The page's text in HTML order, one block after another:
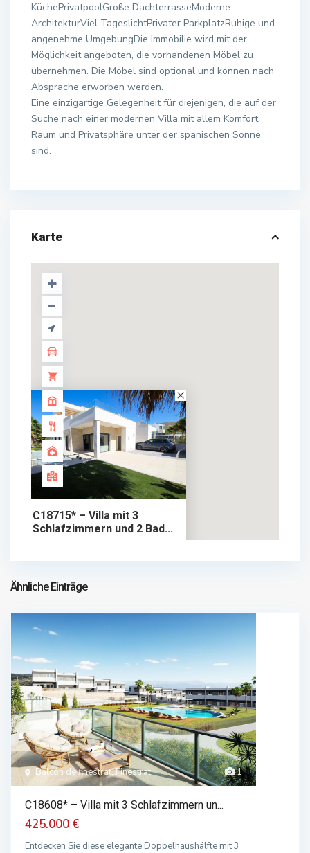
KüchePrivatpoolGroße DachterrasseModerne
ArchitekturViel TageslichtPrivater ParkplatzRuhige und
angenehme UmgebungDie Immobilie wird mit der
Möglichkeit angeboten, die vorhandenen Möbel zu
übernehmen. Die Möbel sind optional und können nach
Absprache erworben werden.
Eine einzigartige Gelegenheit für diejenigen, die auf der
Suche nach einer modernen Villa mit allem Komfort,
Raum und Privatsphäre unter der spanischen Sonne
sind. ️
Karte
C18715* – Villa mit 3
Schlafzimmern und 2 Bad...
749.000 €
Ähnliche Einträge
1
Balcón de finestrat, Finestrat
C18608* – Villa mit 3 Schlafzimmern un...
425.000 €
Entdecken Sie diese elegante Doppelhaushälfte mit 3